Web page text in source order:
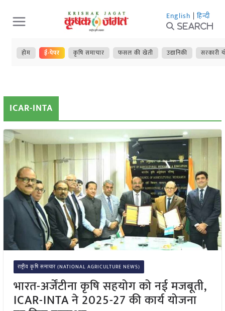
Skip
to
content
English | हिन्दी
Search
होम ई-पेपर कृषि समाचार फसल की खेती उद्यानिकी सरकारी
ICAR-INTA
राष्ट्रीय कृषि समाचार (NATIONAL AGRICULTURE NEWS)
भारत-अर्जेंटीना कृषि सहयोग को नई मजबूती,
ICAR-INTA ने 2025-27 की कार्य योजना